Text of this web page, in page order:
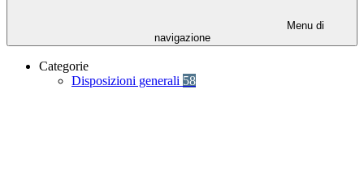
Menu di
navigazione
Categorie
Disposizioni generali 58